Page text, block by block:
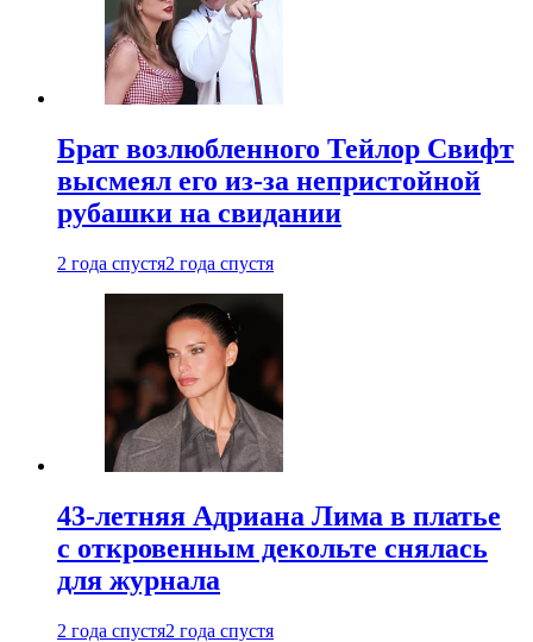
Брат возлюбленного Тейлор Свифт
высмеял его из-за непристойной
рубашки на свидании
2 года спустя2 года спустя
43-летняя Адриана Лима в платье
с откровенным декольте снялась
для журнала
2 года спустя2 года спустя